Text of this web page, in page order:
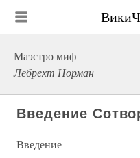
Маэстро миф
Лебрехт Норман
Введение
Введение